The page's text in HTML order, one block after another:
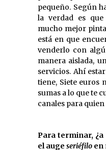
pequeño. Según
la verdad es
mucho mejor
está en que
venderlo con
manera aislada,
servicios. Ahí
tiene, Siete euros
sumas a lo que te
canales para
Para terminar,
el auge seriéfilo en